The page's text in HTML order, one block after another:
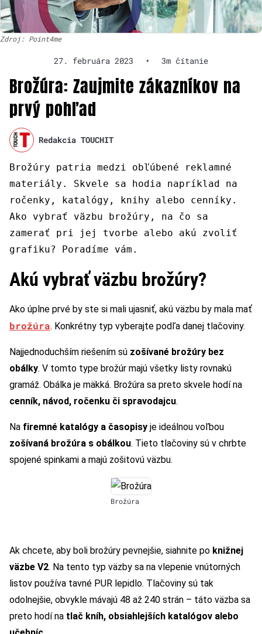
Zdroj: Point4me
27. februára 2023 • 3m čítanie
Brožúra: Zaujmite zákazníkov na
prvý pohľad
Redakcia TOUCHIT
Brožúry patria medzi obľúbené reklamné
materiály. Skvele sa hodia napríklad na
ročenky, katalógy, knihy alebo cenníky.
Ako vybrať väzbu brožúry, na čo sa
zamerať pri jej tvorbe alebo akú zvoliť
grafiku? Poradíme vám.
Akú vybrať väzbu brožúry?
Ako úplne prvé by ste si mali ujasniť, akú väzbu by mala mať
brožúra. Konkrétny typ vyberajte podľa danej tlačoviny.
Najjednoduchším riešením sú zošívané brožúry bez
obálky. V tomto type brožúr majú všetky listy rovnakú
gramáž. Obálka je mäkká. Brožúra sa preto skvele hodí na
cenník, návod, ročenku či spravodajcu.
Na firemné katalógy a časopisy je ideálnou voľbou
zošívaná brožúra s obálkou. Tieto tlačoviny sú v chrbte
spojené spinkami a majú zošitovú väzbu.
Brožúra
Ak chcete, aby boli brožúry pevnejšie, siahnite po knižnej
väzbe V2. Na tento typ väzby sa na vlepenie vnútorných
listov používa tavné PUR lepidlo. Tlačoviny sú tak
odolnejšie, obvykle mávajú 48 až 240 strán – táto väzba sa
preto hodí na tlač kníh, obsiahlejších katalógov alebo